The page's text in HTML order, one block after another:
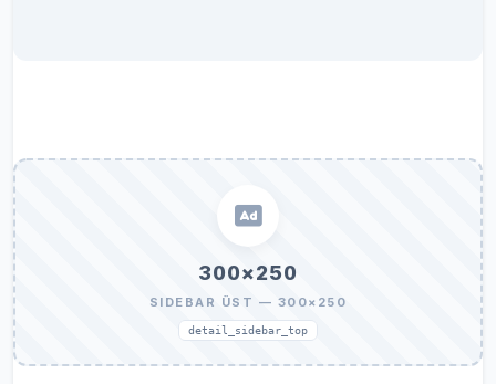
300×250
SIDEBAR ÜST — 300×250
detail_sidebar_top